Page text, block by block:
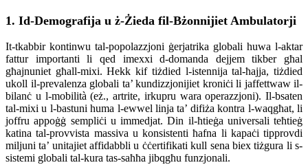
1. Id-Demografija u ż-Żieda fil-Bżonnijiet Ambulatorji
It-tkabbir kontinwu tal-popolazzjoni ġerjatrika globali huwa l-aktar
fattur importanti li qed imexxi d-domanda dejjem tikber għal
għajnuniet għall-mixi. Hekk kif tiżdied l-istennija tal-ħajja, tiżdied
ukoll il-prevalenza globali ta’ kundizzjonijiet kroniċi li jaffettwaw il-
bilanċ u l-mobilità (eż., artrite, irkupru wara operazzjoni). Il-bsaten
tal-mixi u l-bastuni huma l-ewwel linja ta’ difiża kontra l-waqgħat, li
joffru appoġġ sempliċi u immedjat. Din il-ħtieġa universali teħtieġ
katina tal-provvista massiva u konsistenti ħafna li kapaċi tipprovdi
miljuni ta’ unitajiet affidabbli u ċċertifikati kull sena biex tiżgura li s-
sistemi globali tal-kura tas-saħħa jibqgħu funzjonali.